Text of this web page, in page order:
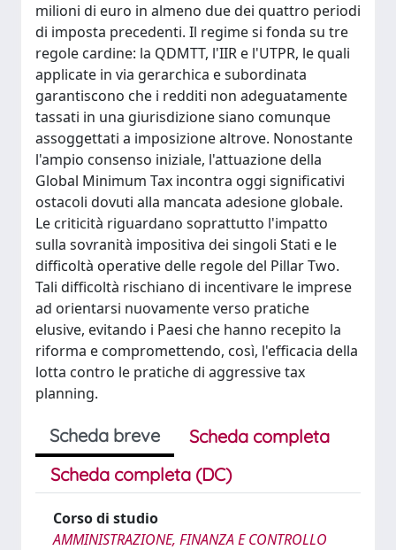
milioni di euro in almeno due dei quattro periodi
di imposta precedenti. Il regime si fonda su tre
regole cardine: la QDMTT, l'IIR e l'UTPR, le quali
applicate in via gerarchica e subordinata
garantiscono che i redditi non adeguatamente
tassati in una giurisdizione siano comunque
assoggettati a imposizione altrove. Nonostante
l'ampio consenso iniziale, l'attuazione della
Global Minimum Tax incontra oggi significativi
ostacoli dovuti alla mancata adesione globale.
Le criticità riguardano soprattutto l'impatto
sulla sovranità impositiva dei singoli Stati e le
difficoltà operative delle regole del Pillar Two.
Tali difficoltà rischiano di incentivare le imprese
ad orientarsi nuovamente verso pratiche
elusive, evitando i Paesi che hanno recepito la
riforma e compromettendo, così, l'efficacia della
lotta contro le pratiche di aggressive tax
planning.
Scheda breve
Scheda completa
Scheda completa (DC)
Corso di studio
AMMINISTRAZIONE, FINANZA E CONTROLLO